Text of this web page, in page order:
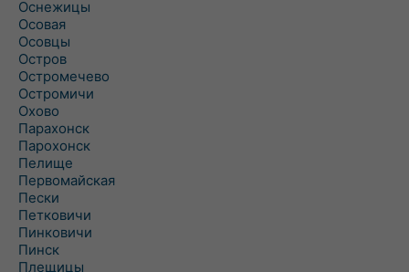
Оснежицы
Осовая
Осовцы
Остров
Остромечево
Остромичи
Охово
Парахонск
Парохонск
Пелище
Первомайская
Пески
Петковичи
Пинковичи
Пинск
Плещицы